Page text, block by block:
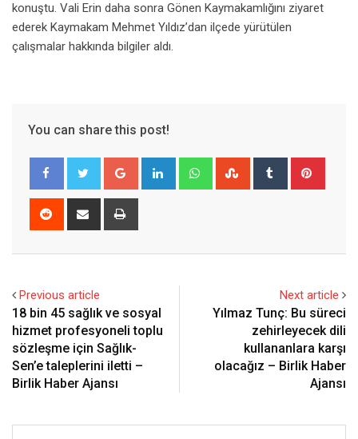
konuştu. Vali Erin daha sonra Gönen Kaymakamlığını ziyaret
ederek Kaymakam Mehmet Yıldız’dan ilçede yürütülen
çalışmalar hakkında bilgiler aldı.
You can share this post!
Google+ LinkedIn WhatsappStumbleUpon
Tumblr
Reddit
Share
Previous article
18 bin 45 sağlık ve sosyal
hizmet profesyoneli toplu
sözleşme için Sağlık-
Sen’e taleplerini iletti –
Birlik Haber Ajansı
Next article
Yılmaz Tunç: Bu süreci
zehirleyecek dili
kullananlara karşı
olacağız – Birlik Haber
Ajansı